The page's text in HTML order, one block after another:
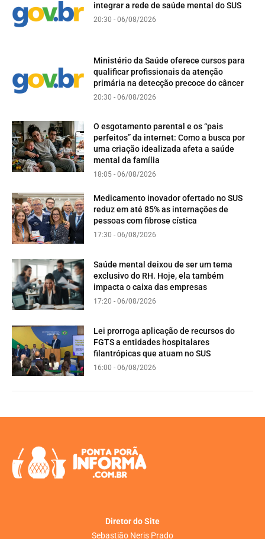
integrar a rede de saúde mental do SUS
20:30 - 06/08/2026
Ministério da Saúde oferece cursos para
qualificar profissionais da atenção
primária na detecção precoce do câncer
20:30 - 06/08/2026
O esgotamento parental e os “pais
perfeitos” da internet: Como a busca por
uma criação idealizada afeta a saúde
mental da família
18:05 - 06/08/2026
Medicamento inovador ofertado no SUS
reduz em até 85% as internações de
pessoas com fibrose cística
17:30 - 06/08/2026
Saúde mental deixou de ser um tema
exclusivo do RH. Hoje, ela também
impacta o caixa das empresas
17:20 - 06/08/2026
Lei prorroga aplicação de recursos do
FGTS a entidades hospitalares
filantrópicas que atuam no SUS
16:00 - 06/08/2026
Diretor do Site
Sebastião Neris Prado